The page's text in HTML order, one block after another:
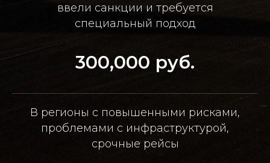
ввели санкции и требуется
специальный подход
300,000 руб.
В регионы с повышенными рисками,
проблемами с инфраструктурой,
срочные рейсы